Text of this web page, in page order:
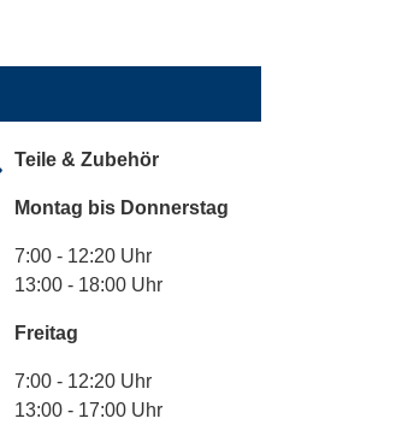
Teile & Zubehör
Montag bis Donnerstag
7:00 - 12:20 Uhr
13:00 - 18:00 Uhr
Freitag
7:00 - 12:20 Uhr
13:00 - 17:00 Uhr